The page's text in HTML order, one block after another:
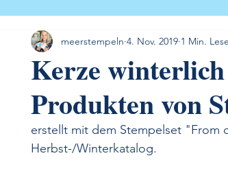
Basteleinsteiger Geschenkideen
Frühjahr-/Sommer
Kerze
Produkten von
meerstempeln 4. Nov. 2019 1 Min.
erstellt mit dem Stempelset "From
Herbst-/Winterkatalog.